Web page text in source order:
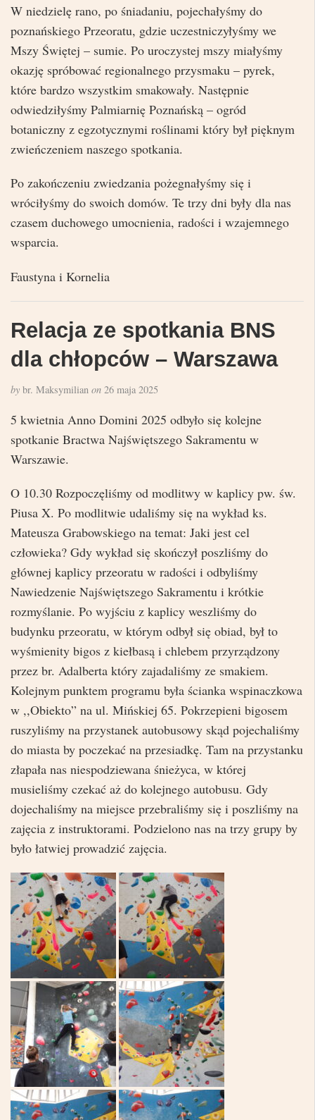
W niedzielę rano, po śniadaniu, pojechałyśmy do
poznańskiego Przeoratu, gdzie uczestniczyłyśmy we
Mszy Świętej – sumie. Po uroczystej mszy miałyśmy
okazję spróbować regionalnego przysmaku – pyrek,
które bardzo wszystkim smakowały. Następnie
odwiedziłyśmy Palmiarnię Poznańską – ogród
botaniczny z egzotycznymi roślinami który był pięknym
zwieńczeniem naszego spotkania.
Po zakończeniu zwiedzania pożegnałyśmy się i
wróciłyśmy do swoich domów. Te trzy dni były dla nas
czasem duchowego umocnienia, radości i wzajemnego
wsparcia.
Faustyna i Kornelia
Relacja ze spotkania BNS
dla chłopców – Warszawa
by br. Maksymilian on 26 maja 2025
5 kwietnia Anno Domini 2025 odbyło się kolejne
spotkanie Bractwa Najświętszego Sakramentu w
Warszawie.
O 10.30 Rozpoczęliśmy od modlitwy w kaplicy pw. św.
Piusa X. Po modlitwie udaliśmy się na wykład ks.
Mateusza Grabowskiego na temat: Jaki jest cel
człowieka? Gdy wykład się skończył poszliśmy do
głównej kaplicy przeoratu w radości i odbyliśmy
Nawiedzenie Najświętszego Sakramentu i krótkie
rozmyślanie. Po wyjściu z kaplicy weszliśmy do
budynku przeoratu, w którym odbył się obiad, był to
wyśmienity bigos z kiełbasą i chlebem przyrządzony
przez br. Adalberta który zajadaliśmy ze smakiem.
Kolejnym punktem programu była ścianka wspinaczkowa
w ,,Obiekto” na ul. Mińskiej 65. Pokrzepieni bigosem
ruszyliśmy na przystanek autobusowy skąd pojechaliśmy
do miasta by poczekać na przesiadkę. Tam na przystanku
złapała nas niespodziewana śnieżyca, w której
musieliśmy czekać aż do kolejnego autobusu. Gdy
dojechaliśmy na miejsce przebraliśmy się i poszliśmy na
zajęcia z instruktorami. Podzielono nas na trzy grupy by
było łatwiej prowadzić zajęcia.